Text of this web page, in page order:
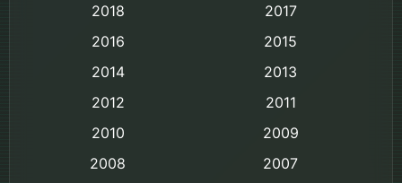
2018
2017
2016
2015
2014
2013
2012
2011
2010
2009
2008
2007